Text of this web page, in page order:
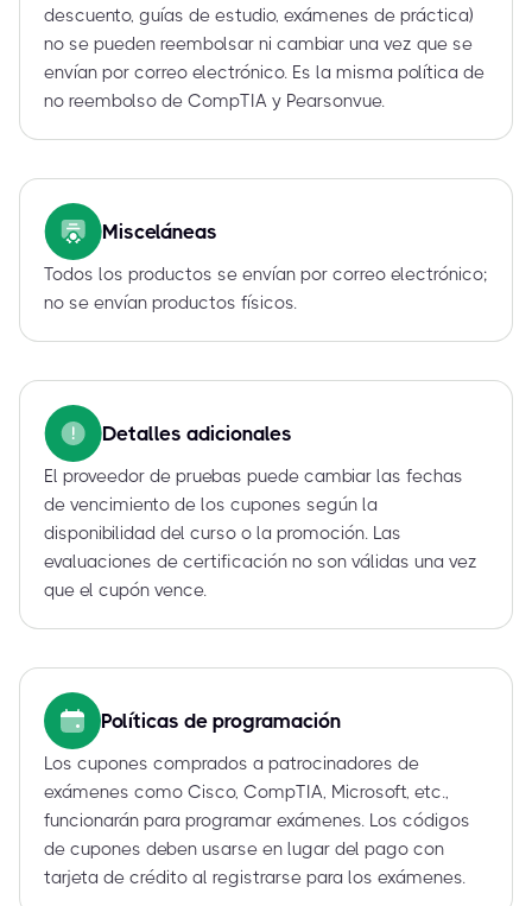
descuento, guías de estudio, exámenes de práctica)
no se pueden reembolsar ni cambiar una vez que se
envían por correo electrónico. Es la misma política de
no reembolso de CompTIA y Pearsonvue.
Misceláneas
Todos los productos se envían por correo electrónico;
no se envían productos físicos.
Detalles adicionales
El proveedor de pruebas puede cambiar las fechas
de vencimiento de los cupones según la
disponibilidad del curso o la promoción. Las
evaluaciones de certificación no son válidas una vez
que el cupón vence.
Políticas de programación
Los cupones comprados a patrocinadores de
exámenes como Cisco, CompTIA, Microsoft, etc.,
funcionarán para programar exámenes. Los códigos
de cupones deben usarse en lugar del pago con
tarjeta de crédito al registrarse para los exámenes.